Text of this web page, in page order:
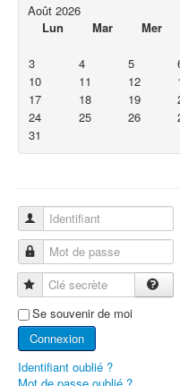
Août 2026
Lun
Mar Mer
3
4 5
10
11 12
17
18 19
24
25 26
31
Identifiant
Mot de passe
Clé secrète
Se souvenir de moi
Connexion
Identifiant oublié ?